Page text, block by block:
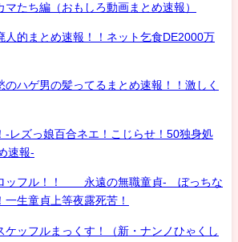
たち編（おもしろ動画まとめ速報）
人的まとめ速報！！ネット乞食DE2000万
のハゲ男の髪ってるまとめ速報！！激しく
-レズっ娘百合ネエ！こじらせ！50独身処
速報-
ッフル！！ 永遠の無職童貞- ぼっちな
生童貞上等夜露死苦！
ケッフルまっくす！（新・ナンノひゃくし